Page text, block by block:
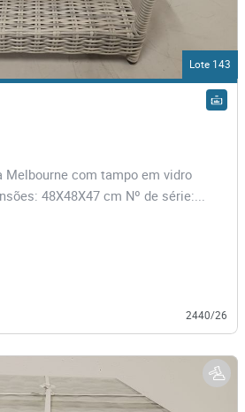
Lote 143
Melbourne com tampo em vidro
48X48X47 cm Nº de série:...
2440/26